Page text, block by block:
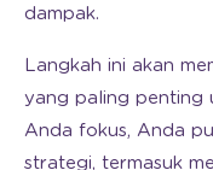
dampak.
Langkah ini akan
yang paling penting
Anda fokus, Anda
strategi, termasuk